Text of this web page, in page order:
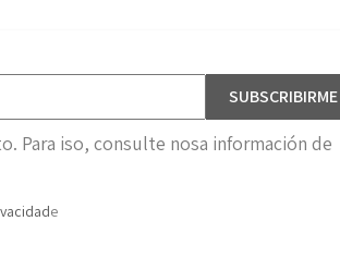
Para iso, consulte nosa información de
e